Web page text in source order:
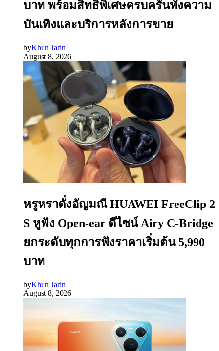
บาท พร้อมสิทธิพิเศษครบครันทั้งความ
บันเทิงและบริการหลังการขาย
byKhun Jarin
August 8, 2026
หรูหราดั่งอัญมณี HUAWEI FreeClip 2
S หูฟัง Open-ear ดีไซน์ Airy C-Bridge
ยกระดับทุกการฟังราคาเริ่มต้น 5,990
บาท
byKhun Jarin
August 8, 2026